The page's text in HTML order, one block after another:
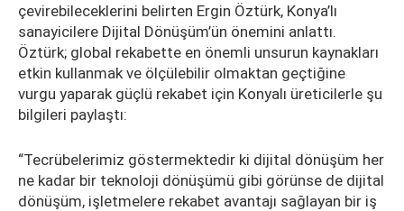
çevirebileceklerini belirten Ergin Öztürk, Konya’lı
sanayicilere Dijital Dönüşüm’ün önemini anlattı.
Öztürk; global rekabette en önemli unsurun kaynakları
etkin kullanmak ve ölçülebilir olmaktan geçtiğine
vurgu yaparak güçlü rekabet için Konyalı üreticilerle şu
bilgileri paylaştı:
“Tecrübelerimiz göstermektedir ki dijital dönüşüm her
ne kadar bir teknoloji dönüşümü gibi görünse de dijital
dönüşüm, işletmelere rekabet avantajı sağlayan bir iş